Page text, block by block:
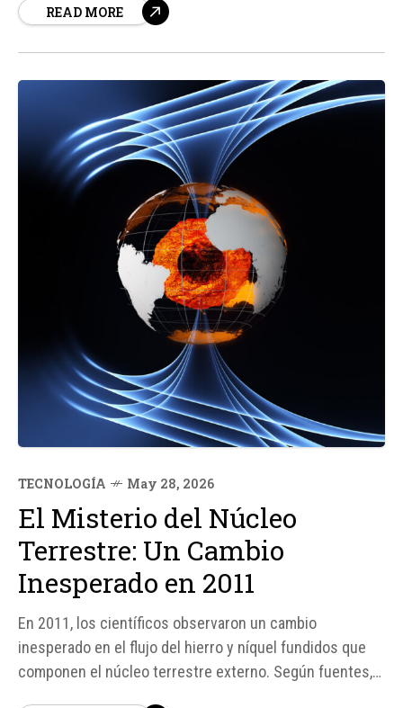
interior de tu hogar, recibirás el servicio de limpieza de
READ MORE
TECNOLOGÍA May 28, 2026
El Misterio del Núcleo
Terrestre: Un Cambio
Inesperado en 2011
En 2011, los científicos observaron un cambio
inesperado en el flujo del hierro y níquel fundidos que
componen el núcleo terrestre externo. Según fuentes,